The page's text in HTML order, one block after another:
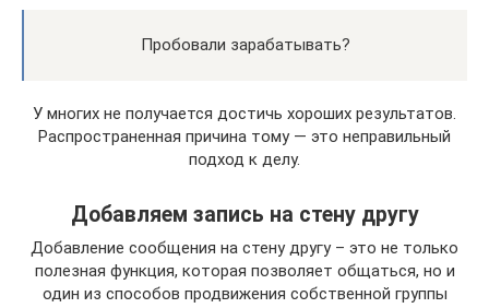
Пробовали зарабатывать?
У многих не получается достичь хороших результатов.
Распространенная причина тому — это неправильный
подход к делу.
Добавляем запись на стену другу
Добавление сообщения на стену другу – это не только
полезная функция, которая позволяет общаться, но и
один из способов продвижения собственной группы